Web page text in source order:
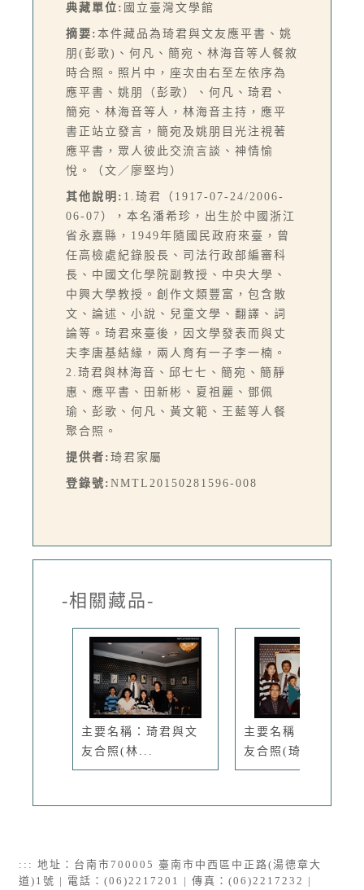
典藏單位: 國立臺灣文學館
摘要: 本件藏品為琦君與文友應平書、姚
朋(彭歌)、何凡、簡宛、林海音等人餐敘
時合照。照片中，座次由右至左依序為
應平書、姚朋（彭歌）、何凡、琦君、
簡宛、林海音等人，林海音主持，應平
書正站立發言，簡宛及姚朋目光注視著
應平書，眾人彼此交流言談、神情愉
悅。（文／廖堅均）
其他說明: 1.琦君（1917-07-24/2006-
06-07），本名潘希珍，出生於中國浙江
省永嘉縣，1949年隨國民政府來臺，曾
任高檢處紀錄股長、司法行政部編審科
長、中國文化學院副教授、中央大學、
中興大學教授。創作文類豐富，包含散
文、論述、小說、兒童文學、翻譯、詞
論等。琦君來臺後，因文學發表而與丈
夫李唐基結緣，兩人育有一子李一楠。
2.琦君與林海音、邱七七、簡宛、簡靜
惠、應平書、田新彬、夏祖麗、鄧佩
瑜、彭歌、何凡、黃文範、王藍等人餐
聚合照。
提供者: 琦君家屬
登錄號: NMTL20150281596-008
-相關藏品-
主要名稱：琦君與文
友合照(林...
主要名稱：琦君與文
友合照(琦...
::: 地址：台南市700005 臺南市中西區中正路(湯德章大
道)1號 | 電話：(06)2217201 | 傳真：(06)2217232 |